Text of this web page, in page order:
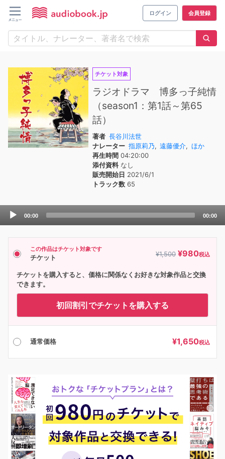
ログイン 会員登録
チケット対象
ラジオドラマ 博多っ子純情
（season1：第1話～第65
話）
著者 長谷川法世
ナレーター 指原莉乃, 遠藤優介, ほか
再生時間 04:20:00
添付資料なし
販売開始日 2021/6/1
トラック数 65
Audio
00:00 00:00
この作品はチケット対象です
チケット ¥1,500 ¥980税込
チケットを購入すると、価格に関係なくお好きな対象作品と交換
できます。
初回割引でチケットを購入する
通常価格 ¥1,650税込